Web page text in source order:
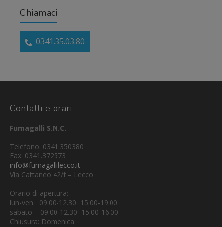
Chiamaci
0341.35.03.80
Contatti e orari
Fumagalli S.N.C.
Telefono: 0341.350380
Fax: 0341.372573
info@fumagallilecco.it
Via Cattaneo 42/f – Lecco
Orario di apertura:
lun-ven 09.00-12.30 15.00-19.00
sabato 09.00-12.30 15.00-16.00
Chiusura: Domenica